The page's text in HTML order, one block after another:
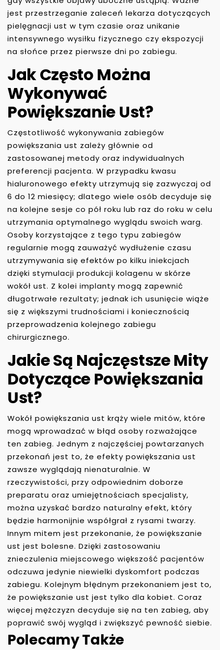
jest przestrzeganie zaleceń lekarza dotyczących
pielęgnacji ust w tym czasie oraz unikanie
intensywnego wysiłku fizycznego czy ekspozycji
na słońce przez pierwsze dni po zabiegu.
Jak Często Można
Wykonywać
Powiększanie Ust?
Częstotliwość wykonywania zabiegów
powiększania ust zależy głównie od
zastosowanej metody oraz indywidualnych
preferencji pacjenta. W przypadku kwasu
hialuronowego efekty utrzymują się zazwyczaj od
6 do 12 miesięcy; dlatego wiele osób decyduje się
na kolejne sesje co pół roku lub raz do roku w celu
utrzymania optymalnego wyglądu swoich warg.
Osoby korzystające z tego typu zabiegów
regularnie mogą zauważyć wydłużenie czasu
utrzymywania się efektów po kilku iniekcjach
dzięki stymulacji produkcji kolagenu w skórze
wokół ust. Z kolei implanty mogą zapewnić
długotrwałe rezultaty; jednak ich usunięcie wiąże
się z większymi trudnościami i koniecznością
przeprowadzenia kolejnego zabiegu
chirurgicznego.
Jakie Są Najczęstsze Mity
Dotyczące Powiększania
Ust?
Wokół powiększania ust krąży wiele mitów, które
mogą wprowadzać w błąd osoby rozważające
ten zabieg. Jednym z najczęściej powtarzanych
przekonań jest to, że efekty powiększania ust
zawsze wyglądają nienaturalnie. W
rzeczywistości, przy odpowiednim doborze
preparatu oraz umiejętnościach specjalisty,
można uzyskać bardzo naturalny efekt, który
będzie harmonijnie współgrał z rysami twarzy.
Innym mitem jest przekonanie, że powiększanie
ust jest bolesne. Dzięki zastosowaniu
znieczulenia miejscowego większość pacjentów
odczuwa jedynie niewielki dyskomfort podczas
zabiegu. Kolejnym błędnym przekonaniem jest to,
że powiększanie ust jest tylko dla kobiet. Coraz
więcej mężczyzn decyduje się na ten zabieg, aby
poprawić swój wygląd i zwiększyć pewność siebie.
Polecamy Także